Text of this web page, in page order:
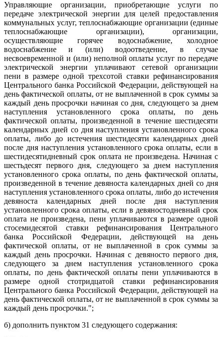
Управляющие организации, приобретающие услуги по
передаче электрической энергии для целей предоставления
коммунальных услуг, теплоснабжающие организации (единые
теплоснабжающие организации), организации,
осуществляющие горячее водоснабжение, холодное
водоснабжение и (или) водоотведение, в случае
несвоевременной и (или) неполной оплаты услуг по передаче
электрической энергии уплачивают сетевой организации
пени в размере одной трехсотой ставки рефинансирования
Центрального банка Российской Федерации, действующей на
день фактической оплаты, от не выплаченной в срок суммы за
каждый день просрочки начиная со дня, следующего за днем
наступления установленного срока оплаты, по день
фактической оплаты, произведенной в течение шестидесяти
календарных дней со дня наступления установленного срока
оплаты, либо до истечения шестидесяти календарных дней
после дня наступления установленного срока оплаты, если в
шестидесятидневный срок оплата не произведена. Начиная с
шестьдесят первого дня, следующего за днем наступления
установленного срока оплаты, по день фактической оплаты,
произведенной в течение девяноста календарных дней со дня
наступления установленного срока оплаты, либо до истечения
девяноста календарных дней после дня наступления
установленного срока оплаты, если в девяностодневный срок
оплата не произведена, пени уплачиваются в размере одной
стосемидесятой ставки рефинансирования Центрального
банка Российской Федерации, действующей на день
фактической оплаты, от не выплаченной в срок суммы за
каждый день просрочки. Начиная с девяносто первого дня,
следующего за днем наступления установленного срока
оплаты, по день фактической оплаты пени уплачиваются в
размере одной стотридцатой ставки рефинансирования
Центрального банка Российской Федерации, действующей на
день фактической оплаты, от не выплаченной в срок суммы за
каждый день просрочки.";
б) дополнить пунктом 31 следующего содержания: